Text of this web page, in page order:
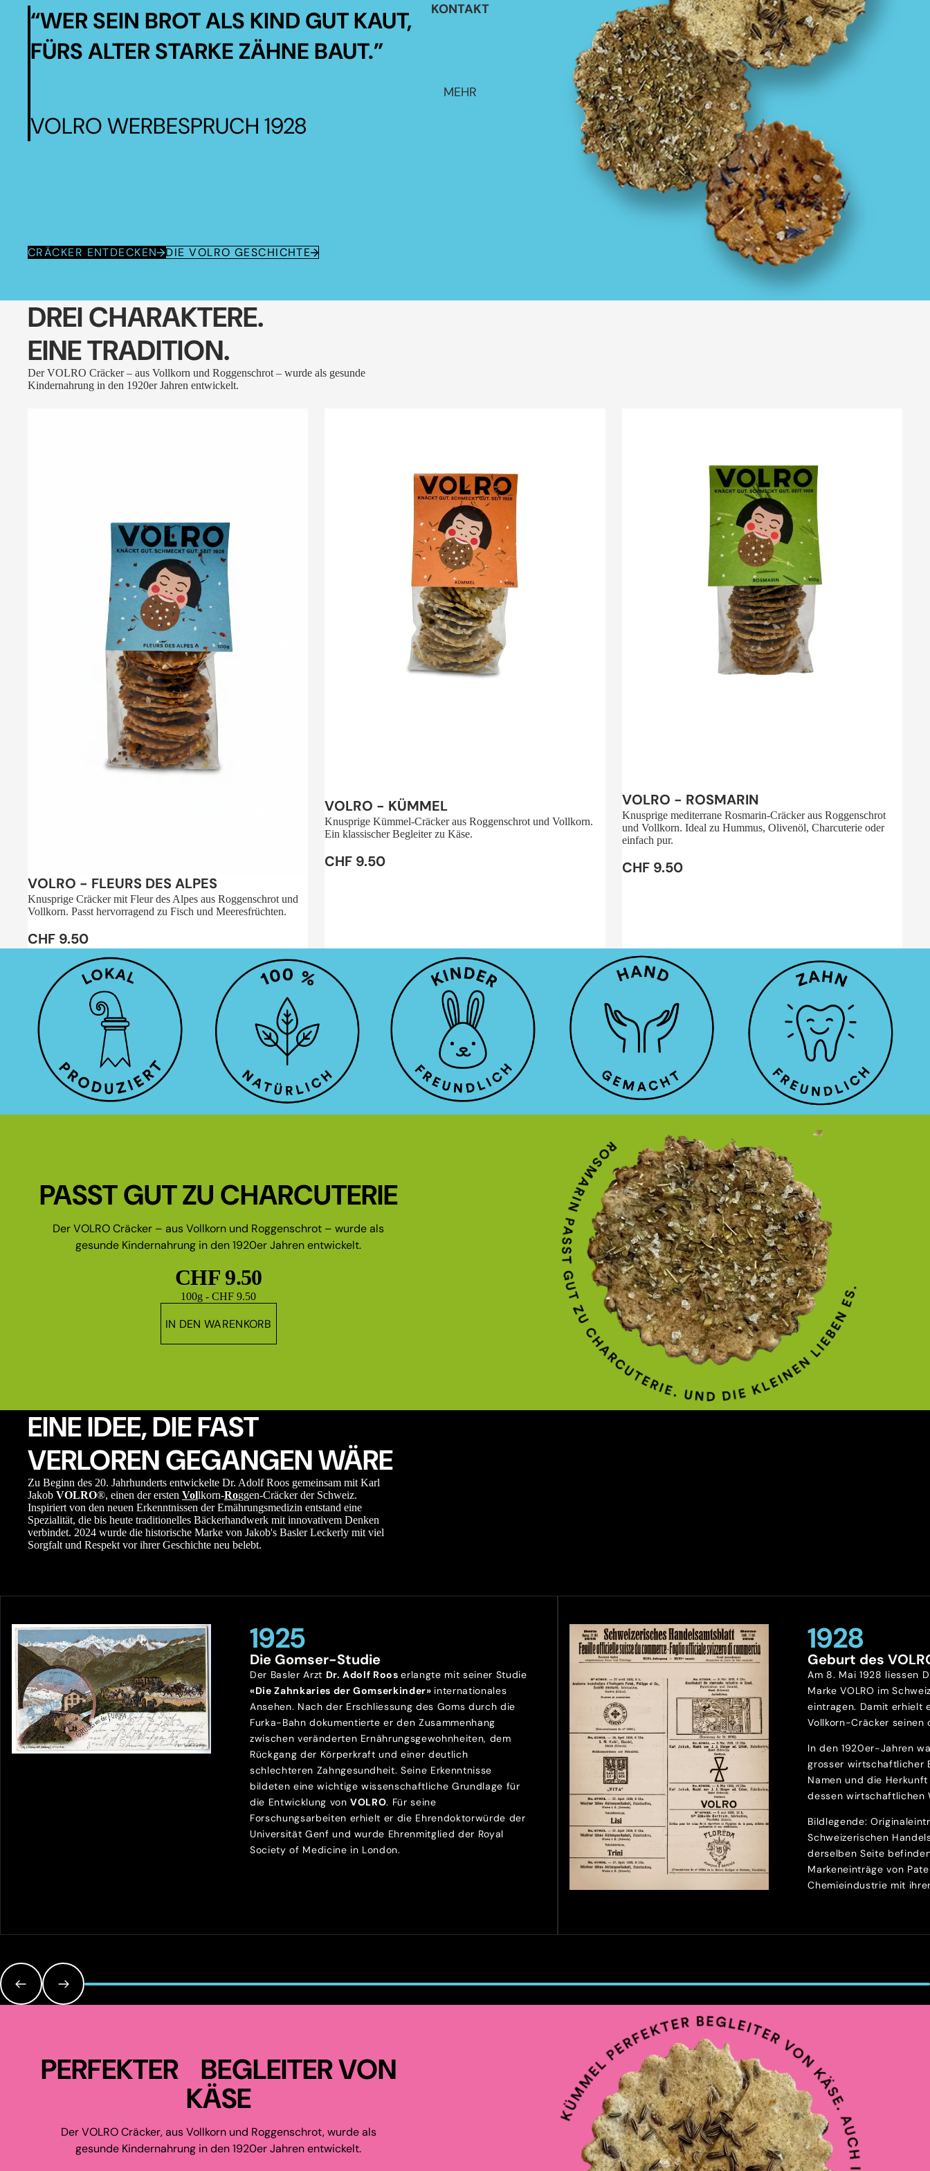
KONTAKT
MEHR
“WER SEIN BROT ALS KIND GUT KAUT,
FÜRS ALTER STARKE ZÄHNE BAUT.”
VOLRO WERBESPRUCH 1928
CRÄCKER ENTDECKEN DIE VOLRO GESCHICHTE
DREI CHARAKTERE.
EINE TRADITION.
Der VOLRO Cräcker – aus Vollkorn und Roggenschrot – wurde als gesunde
Kindernahrung in den 1920er Jahren entwickelt.
Sale
VOLRO - FLEURS DES ALPES
Knusprige Cräcker mit Fleur des Alpes aus Roggenschrot und
Vollkorn. Passt hervorragend zu Fisch und Meeresfrüchten.
CHF 9.50
VOLRO - KÜMMEL
Knusprige Kümmel-Cräcker aus Roggenschrot und Vollkorn.
Ein klassischer Begleiter zu Käse.
CHF 9.50
VOLRO - ROSMARIN
Knusprige mediterrane Rosmarin-Cräcker aus Roggenschrot
und Vollkorn. Ideal zu Hummus, Olivenöl, Charcuterie oder
einfach pur.
CHF 9.50
PASST GUT ZU CHARCUTERIE
Der VOLRO Cräcker – aus Vollkorn und Roggenschrot – wurde als
gesunde Kindernahrung in den 1920er Jahren entwickelt.
CHF 9.50
Grundpreis
100g - CHF 9.50
IN DEN WARENKORB
EINE IDEE, DIE FAST
VERLOREN GEGANGEN WÄRE
Zu Beginn des 20. Jahrhunderts entwickelte Dr. Adolf Roos gemeinsam mit Karl
Jakob VOLRO®, einen der ersten Vollkorn-Roggen-Cräcker der Schweiz.
Inspiriert von den neuen Erkenntnissen der Ernährungsmedizin entstand eine
Spezialität, die bis heute traditionelles Bäckerhandwerk mit innovativem Denken
verbindet. 2024 wurde die historische Marke von Jakob's Basler Leckerly mit viel
Sorgfalt und Respekt vor ihrer Geschichte neu belebt.
1925
Die Gomser-Studie
Der Basler Arzt Dr. Adolf Rooserlangte mit seiner Studie
«Die Zahnkaries der Gomserkinder» internationales
Ansehen. Nach der Erschliessung des Goms durch die
Furka-Bahn dokumentierte er den Zusammenhang
zwischen veränderten Ernährungsgewohnheiten, dem
Rückgang der Körperkraft und einer deutlich
schlechteren Zahngesundheit. Seine Erkenntnisse
bildeten eine wichtige wissenschaftliche Grundlage für
die Entwicklung vonVOLRO. Für seine
Forschungsarbeiten erhielt er die Ehrendoktorwürde der
Universität Genf und wurde Ehrenmitglied der Royal
Society of Medicine in London.
1928
Geburt des
Am 8. Mai 1928 liessen
Marke VOLRO im
eintragen. Damit erhielt
Vollkorn-Cräcker seinen
In den 1920er-Jahren
grosser wirtschaftlicher
Namen und die
dessen wirtschaftlichen
Bildlegende:
Schweizerischen
derselben Seite
Markeneinträge von
Chemieindustrie mit
PERFEKTER BEGLEITER VON
KÄSE
Der VOLRO Cräcker, aus Vollkorn und Roggenschrot, wurde als
gesunde Kindernahrung in den 1920er Jahren entwickelt.